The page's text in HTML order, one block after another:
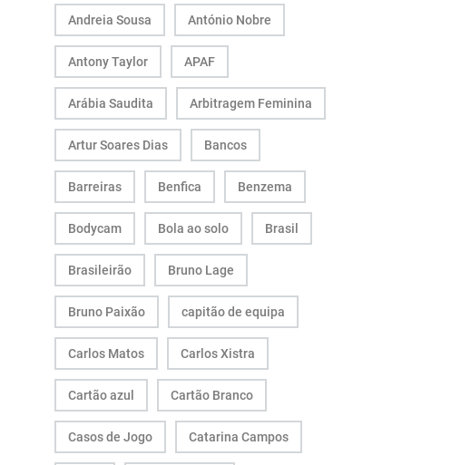
Andreia Sousa António Nobre
Antony Taylor APAF
Arábia Saudita Arbitragem Feminina
Artur Soares Dias Bancos
Barreiras Benfica Benzema
Bodycam Bola ao solo Brasil
Brasileirão Bruno Lage
Bruno Paixão capitão de equipa
Carlos Matos Carlos Xistra
Cartão azul Cartão Branco
Casos de Jogo Catarina Campos